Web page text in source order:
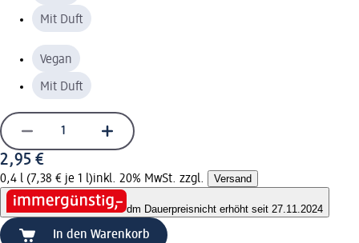
Mit Duft
Vegan
Mit Duft
2,95 €
0,4 l (7,38 € je 1 l)inkl. 20% MwSt. zzgl. Versand
dm Dauerpreisnicht erhöht seit 27.11.2024
In den Warenkorb